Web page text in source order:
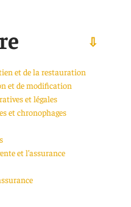
et de la restauration
et de modification
et légales
et chronophages
et l’assurance